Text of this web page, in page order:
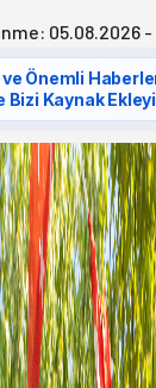
05.08.2026 -
Önemli
Bizi Kaynak